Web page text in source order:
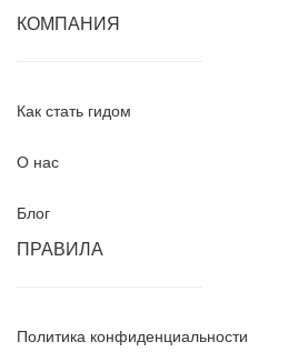
КОМПАНИЯ
Как стать гидом
О нас
Блог
ПРАВИЛА
Политика конфиденциальности